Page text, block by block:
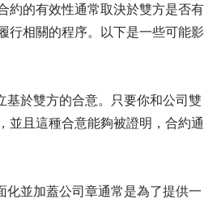
約的有效性通常取決於雙方是否有
行相關的程序。以下是一些可能影
基於雙方的合意。只要你和公司雙
並且這種合意能夠被證明，合約通
化並加蓋公司章通常是為了提供一